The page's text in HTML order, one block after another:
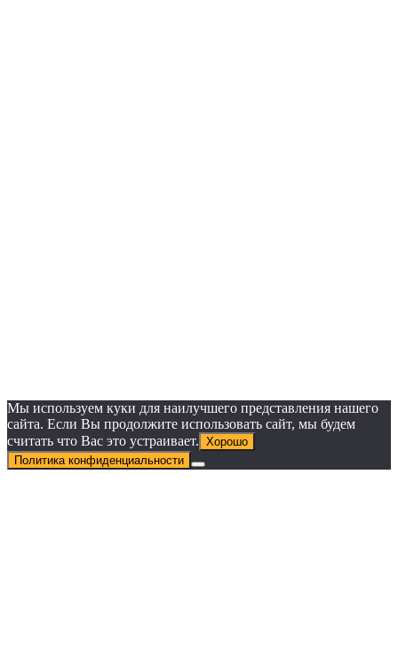
Мы используем куки для наилучшего представления нашего
сайта. Если Вы продолжите использовать сайт, мы будем
считать что Вас это устраивает. Хорошо
Политика конфиденциальности